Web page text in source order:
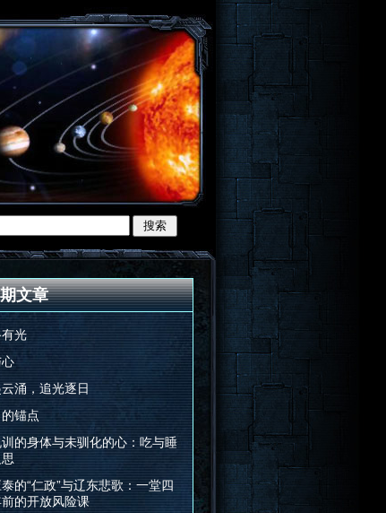
文章
光
云涌，追光逐日
锚点
的身体与未驯化的心：吃与睡
的“仁政”与辽东悲歌：一堂四
的开放风险课